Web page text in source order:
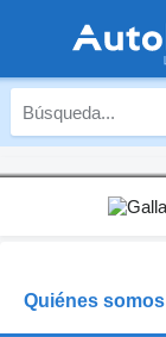
Quiénes somos